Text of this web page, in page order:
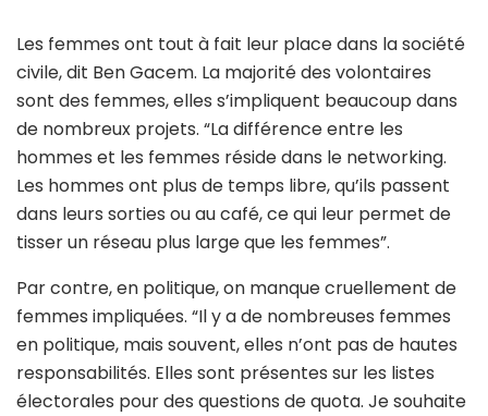
Les femmes ont tout à fait leur place dans la société
civile, dit Ben Gacem. La majorité des volontaires
sont des femmes, elles s’impliquent beaucoup dans
de nombreux projets. “La différence entre les
hommes et les femmes réside dans le networking.
Les hommes ont plus de temps libre, qu’ils passent
dans leurs sorties ou au café, ce qui leur permet de
tisser un réseau plus large que les femmes”.
Par contre, en politique, on manque cruellement de
femmes impliquées. “Il y a de nombreuses femmes
en politique, mais souvent, elles n’ont pas de hautes
responsabilités. Elles sont présentes sur les listes
électorales pour des questions de quota. Je souhaite